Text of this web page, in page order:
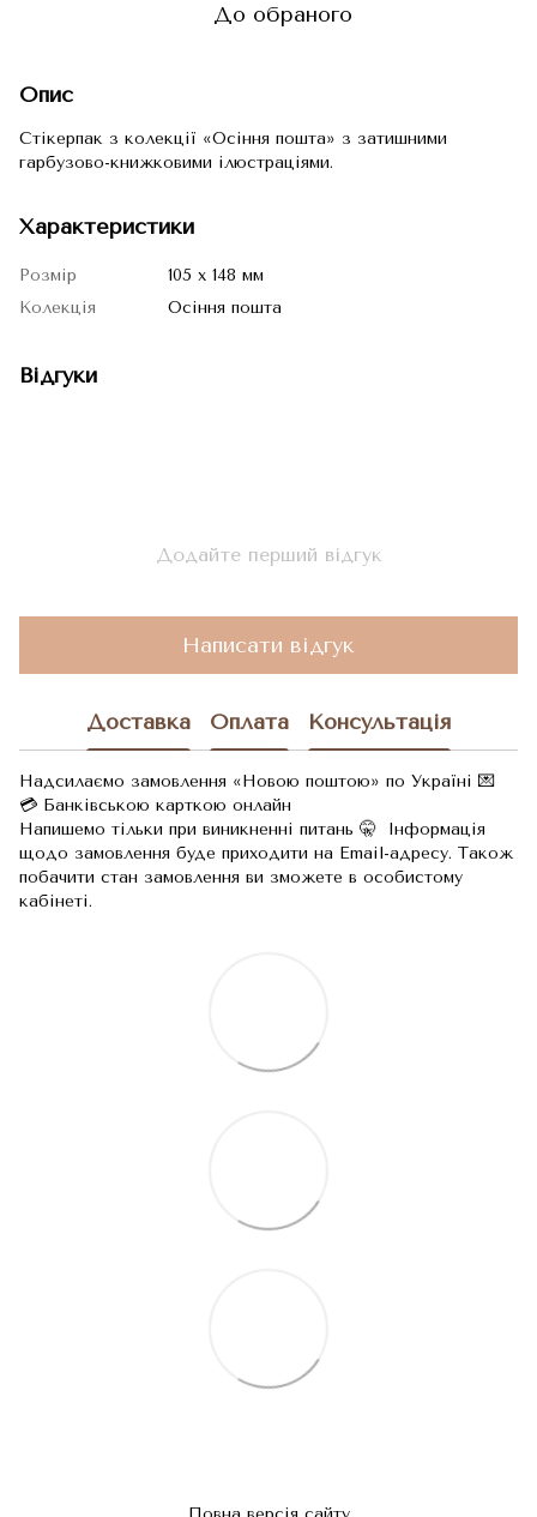
До обраного
Опис
Стікерпак з колекції «Осіння пошта» з затишними
гарбузово-книжковими ілюстраціями.
Характеристики
Розмір
105 х 148 мм
Колекція
Осіння пошта
Відгуки
Додайте перший відгук
Написати відгук
Доставка Оплата Консультація
Надсилаємо замовлення «Новою поштою» по Україні 💌
💳 Банківською карткою онлайн
Напишемо тільки при виникненні питань 🤫 Інформація
щодо замовлення буде приходити на Email-адресу. Також
побачити стан замовлення ви зможете в особистому
кабінеті.